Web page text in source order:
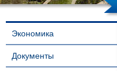
Экономика
Документы